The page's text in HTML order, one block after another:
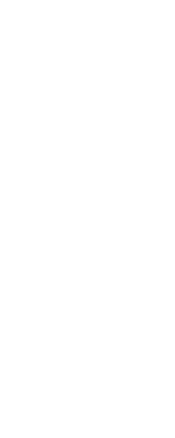
секции из
от 1 до 9
из
из